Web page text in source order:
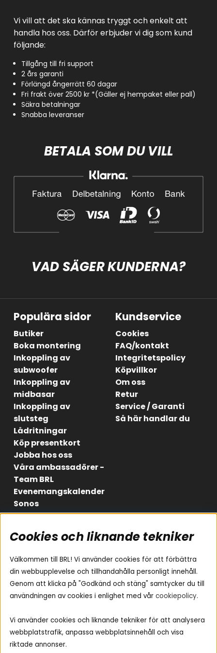
Vi vill att det ska kännas tryggt och enkelt att
handla hos oss. Därför erbjuder vi dig som kund
följande:
Tillgång till fri support
2 års garanti
Förlängd ångerrätt 60 dagar
Fri frakt över 2500 kr *(Gäller ej hempaket eller pall)
Säkra betalningar
Snabba leveranser
BETALA SOM DU VILL
VAD SÄGER KUNDERNA?
Populära sidor
Butiker
Boka montering
Inkoppling av
subwoofer
Inkoppling av
midbasar
Inkoppling av
slutsteg
Lådritningar
Köp presentkort
Jobba hos oss
Våra ambassadörer -
Team BRL
Evenemangskalender
Sonos
Kundservice
Cookies
FAQ/kontakt
Integritetspolicy
Köpvillkor
Om oss
Retur
Service / Garanti
Så här handlar du
Områden
Billjud
Hemmaljud
Medarbetare
Vad passar i min bil
Yamaha Musiccast
Ljud till A-traktorn
Ljud till båten
Ljud till lastbil
Följ oss
Instagram
Facebook
Youtube
Cookies och liknande tekniker
Välkommen till BRL! Vi använder cookies för att förbättra
din webbupplevelse och tillhandahålla personligt innehåll.
Genom att klicka på "Godkänd och stäng" samtycker du till
användningen av cookies i enlighet med vår cookiepolicy.
Vi använder cookies och liknande tekniker för att analysera
webbplatstrafik, anpassa webbplatsinnehåll och visa
riktade annonser.